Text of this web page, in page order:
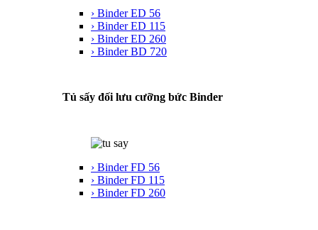
› Binder ED 56
› Binder ED 115
› Binder ED 260
› Binder BD 720
Tủ sấy đối lưu cưỡng bức Binder
› Binder FD 56
› Binder FD 115
› Binder FD 260